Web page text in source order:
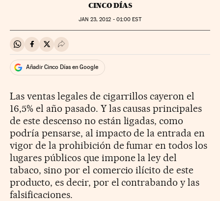
CINCO DÍAS
JAN 23, 2012 - 01:00 EST
Compartir en Whatsapp
Compartir en Facebook
Compartir en Twitter
Desplegar Redes Sociales
Añadir Cinco Días en Google
Las ventas legales de cigarrillos cayeron el
16,5% el año pasado. Y las causas principales
de este descenso no están ligadas, como
podría pensarse, al impacto de la entrada en
vigor de la prohibición de fumar en todos los
lugares públicos que impone la ley del
tabaco, sino por el comercio ilícito de este
producto, es decir, por el contrabando y las
falsificaciones.